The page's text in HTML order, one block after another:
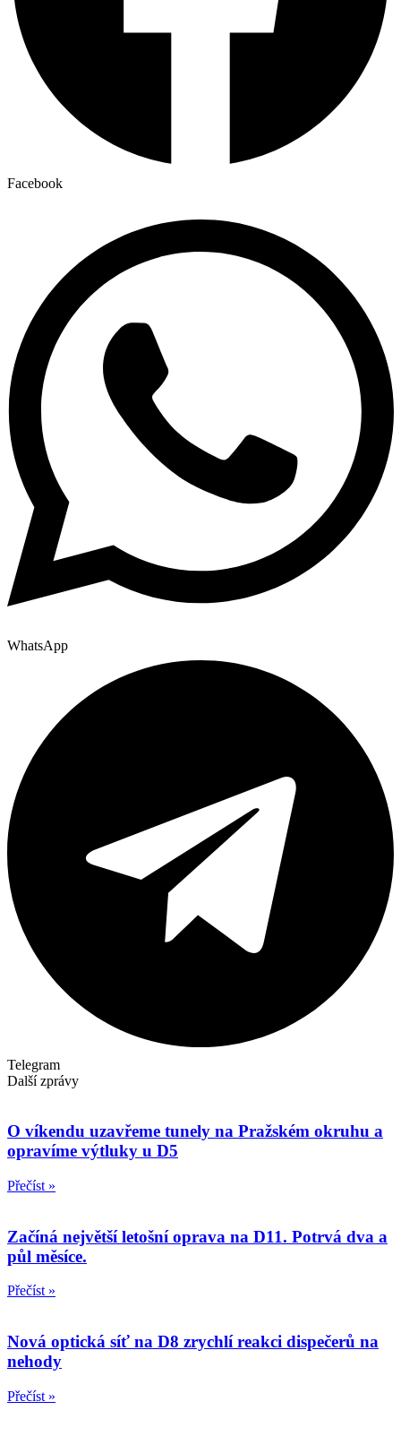
Facebook
WhatsApp
Telegram
Další zprávy
O víkendu uzavřeme tunely na Pražském okruhu a
opravíme výtluky u D5
Přečíst »
Začíná největší letošní oprava na D11. Potrvá dva a
půl měsíce.
Přečíst »
Nová optická síť na D8 zrychlí reakci dispečerů na
nehody
Přečíst »